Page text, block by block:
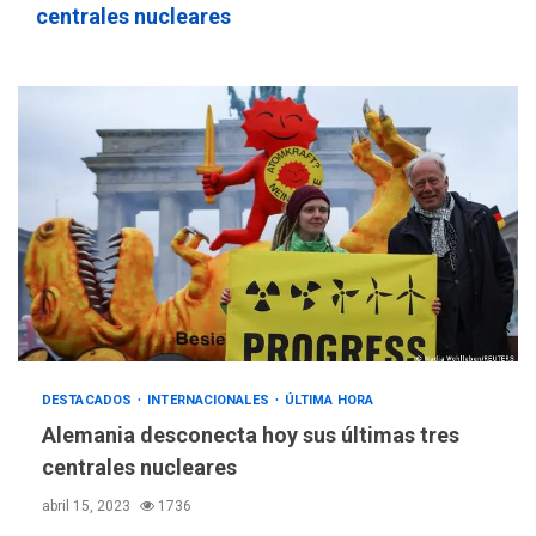
centrales nucleares
DESTACADOS INTERNACIONALES ÚLTIMA HORA
Alemania desconecta hoy sus últimas tres
centrales nucleares
abril 15, 2023 1736
3
REGIONALES ÚLTIMA HORA
Gobernadora llevó tanques
de almacenamiento de agua
a Corazón de Mi Patria